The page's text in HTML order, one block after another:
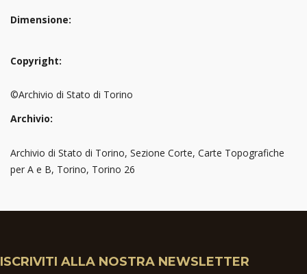
Dimensione:
Copyright:
©Archivio di Stato di Torino
Archivio:
Archivio di Stato di Torino, Sezione Corte, Carte Topografiche
per A e B, Torino, Torino 26
ISCRIVITI ALLA NOSTRA NEWSLETTER